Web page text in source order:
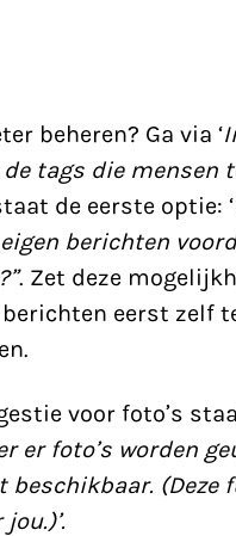
beheren? Ga via ‘
de tags die mensen
de eerste optie: ‘
berichten
. Zet deze
eerst zelf
voor foto’s
er foto’s worden
beschikbaar.